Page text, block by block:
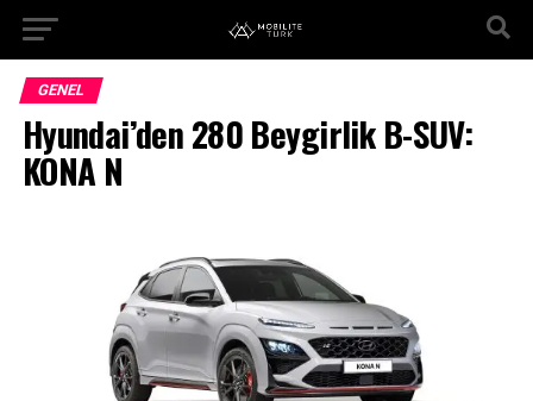
GENEL
Hyundai’den 280 Beygirlik B-SUV:
KONA N